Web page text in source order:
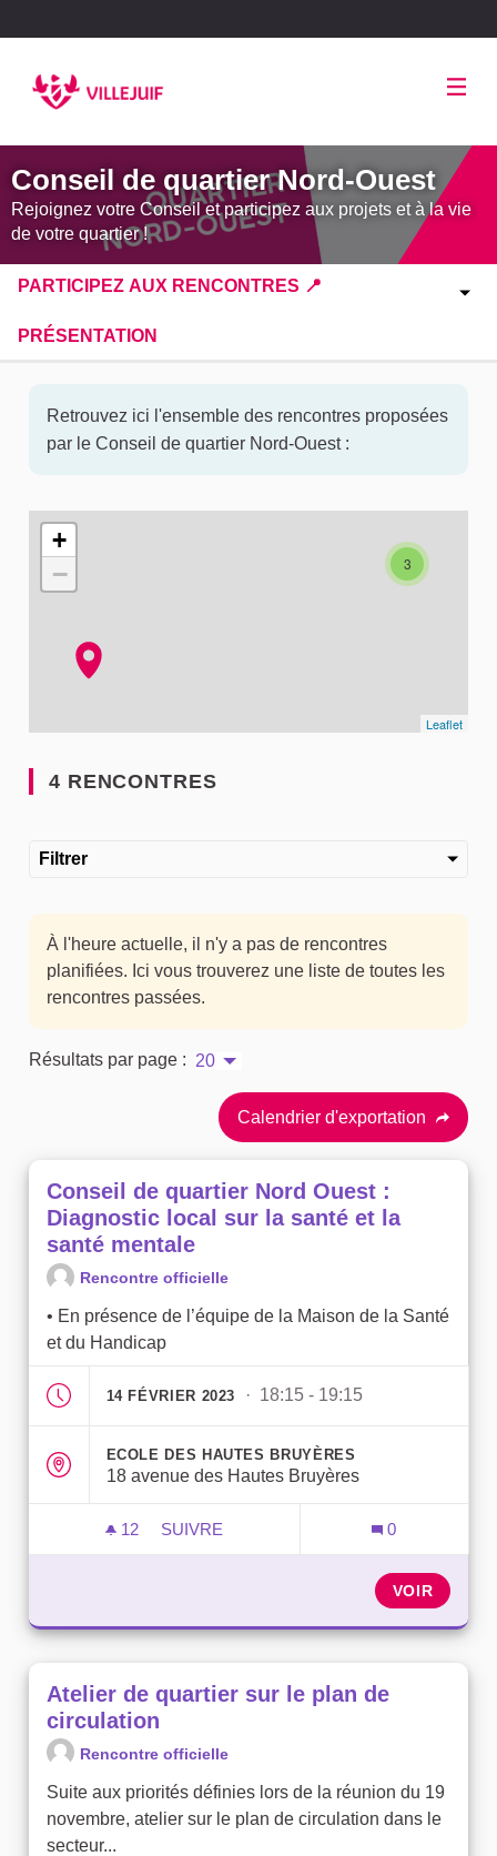
Conseil de quartier Nord-Ouest
Rejoignez votre Conseil et participez aux projets et à la vie
de votre quartier !
PARTICIPEZ AUX RENCONTRES 📍
PRÉSENTATION
Retrouvez ici l'ensemble des rencontres proposées
par le Conseil de quartier Nord-Ouest :
L'élément suivant est une carte qui présente les
3
+
−
Leaflet
4 RENCONTRES
Filtrer
À l'heure actuelle, il n'y a pas de rencontres
planifiées. Ici vous trouverez une liste de toutes les
rencontres passées.
Résultats par page : 20
Calendrier d'exportation
Conseil de quartier Nord Ouest :
Diagnostic local sur la santé et la
santé mentale
Rencontre officielle
• En présence de l’équipe de la Maison de la Santé
et du Handicap
14 FÉVRIER 2023 · 18:15 - 19:15
ECOLE DES HAUTES BRUYÈRES
18 avenue des Hautes Bruyères
12 12 ABONNÉS
SUIVRE
0
VOIR
Atelier de quartier sur le plan de
circulation
Rencontre officielle
Suite aux priorités définies lors de la réunion du 19
novembre, atelier sur le plan de circulation dans le
secteur...